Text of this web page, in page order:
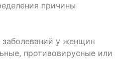
причины
заболеваний у женщин
противовирусные или